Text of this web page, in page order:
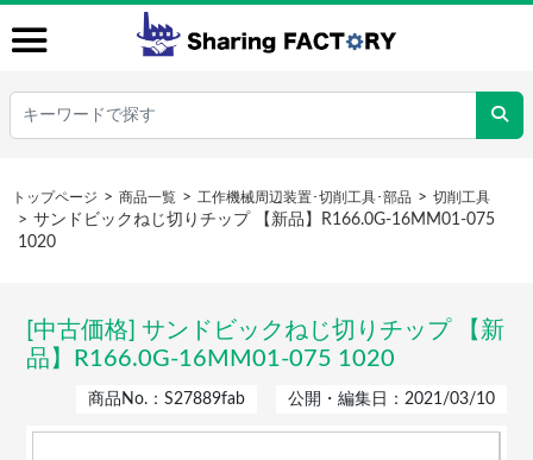
トップページ 商品一覧 工作機械周辺装置･切削工具･部品 切削工具
サンドビックねじ切りチップ 【新品】R166.0G-16MM01-075
1020
[中古価格] サンドビックねじ切りチップ 【新
品】R166.0G-16MM01-075 1020
商品No.：S27889fab 公開・編集日：2021/03/10